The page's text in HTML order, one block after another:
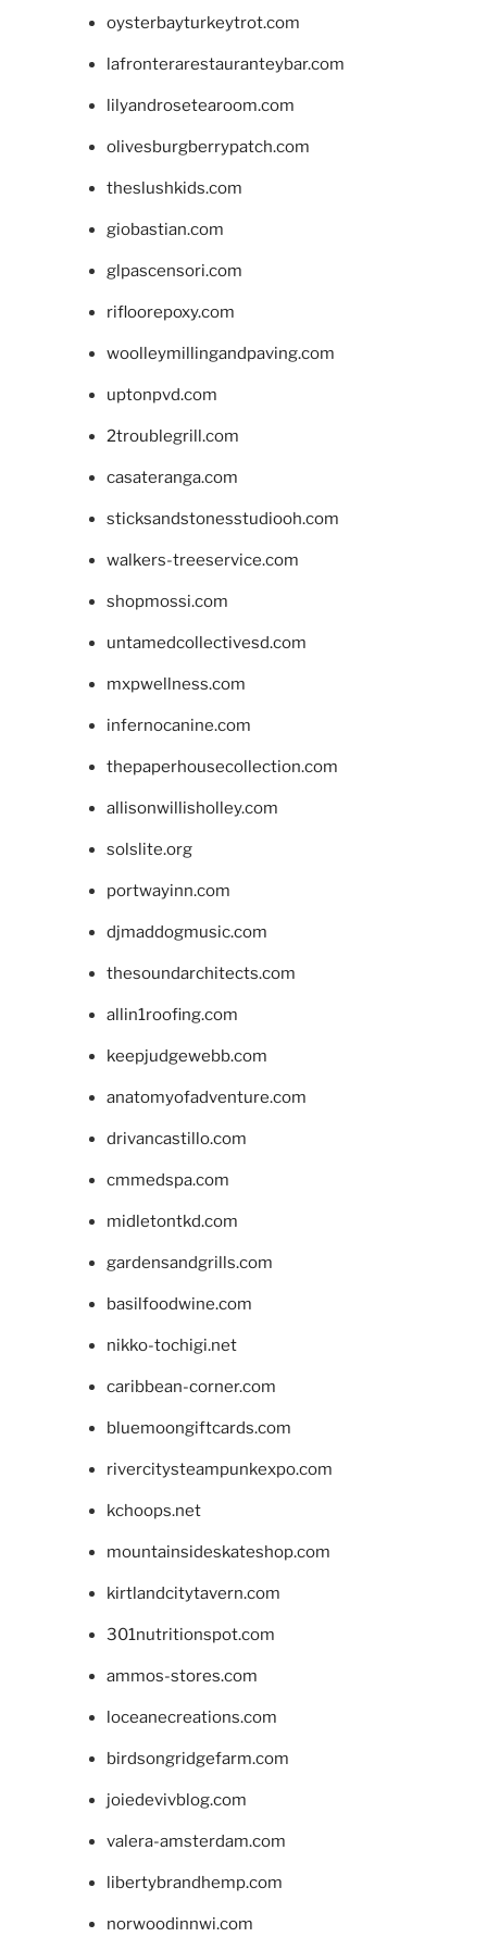
oysterbayturkeytrot.com
lafronterarestauranteybar.com
lilyandrosetearoom.com
olivesburgberrypatch.com
theslushkids.com
giobastian.com
glpascensori.com
rifloorepoxy.com
woolleymillingandpaving.com
uptonpvd.com
2troublegrill.com
casateranga.com
sticksandstonesstudiooh.com
walkers-treeservice.com
shopmossi.com
untamedcollectivesd.com
mxpwellness.com
infernocanine.com
thepaperhousecollection.com
allisonwillisholley.com
solslite.org
portwayinn.com
djmaddogmusic.com
thesoundarchitects.com
allin1roofing.com
keepjudgewebb.com
anatomyofadventure.com
drivancastillo.com
cmmedspa.com
midletontkd.com
gardensandgrills.com
basilfoodwine.com
nikko-tochigi.net
caribbean-corner.com
bluemoongiftcards.com
rivercitysteampunkexpo.com
kchoops.net
mountainsideskateshop.com
kirtlandcitytavern.com
301nutritionspot.com
ammos-stores.com
loceanecreations.com
birdsongridgefarm.com
joiedevivblog.com
valera-amsterdam.com
libertybrandhemp.com
norwoodinnwi.com